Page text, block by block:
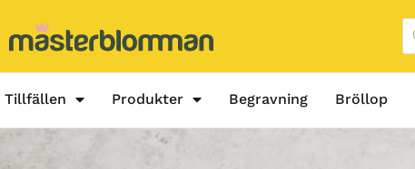
Tillfällen Produkter Begravning Bröllop